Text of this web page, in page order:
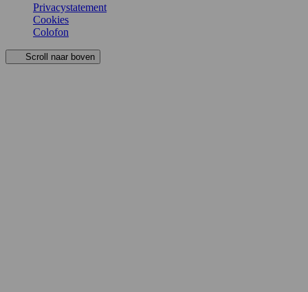
Privacystatement
Cookies
Colofon
Scroll naar boven